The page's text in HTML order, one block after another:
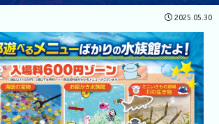
2025.05.30